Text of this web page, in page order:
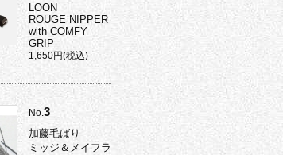
LOON
ROUGE NIPPER
with COMFY
GRIP
1,650円(税込)
No.3
加藤毛ばり
ミッジ＆メイフラ